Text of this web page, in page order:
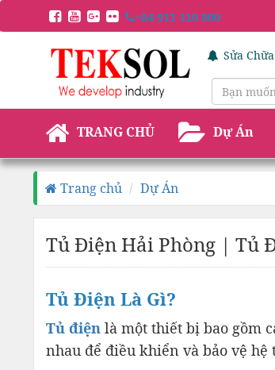
+84 911 110 800
Sửa
TRANG CHỦ Dự Án
Trang chủ Dự Án
Tủ Điện Hải Phòng | Tủ
Tủ Điện Là Gì?
Tủ điện là một thiết bị bao gồm
nhau để điều khiển và bảo vệ